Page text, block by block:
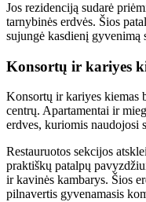
Jos rezidenciją sudarė
tarnybinės erdvės. Šios
sujungė kasdienį gyvenimą
Konsortų ir kariyes
Konsortų ir kariyes kiemas
centrų. Apartamentai ir
erdves, kuriomis naudojosi
Restauruotos sekcijos
praktiškų patalpų
ir kavinės kambarys. Šios
pilnavertis gyvenamasis